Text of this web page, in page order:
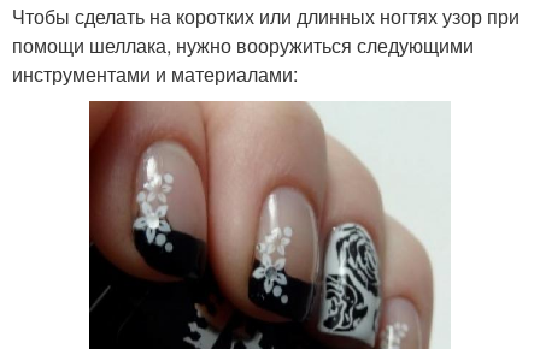
Чтобы сделать на коротких или длинных ногтях узор при
помощи шеллака, нужно вооружиться следующими
инструментами и материалами: